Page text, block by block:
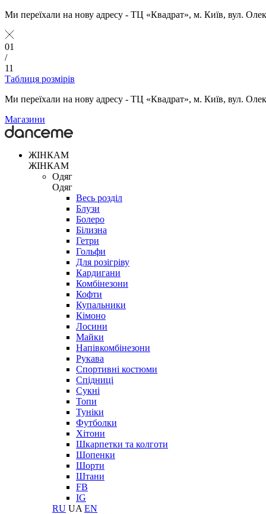
Ми переїхали на нову адресу - ТЦ «Квадрат», м. Київ, вул.
01
/
11
Таблиця розмірів
Ми переїхали на нову адресу - ТЦ «Квадрат», м. Київ, вул.
Магазини
ЖІНКАМ
ЖІНКАМ
Одяг
Одяг
Весь розділ
Блузи
Болеро
Білизна
Гетри
Гольфи
Для розігріву
Кардигани
Комбінезони
Кофти
Купальники
Кімоно
Лосини
Майки
Напівкомбінезони
Рукава
Спортивні костюми
Спідниці
Сукні
Топи
Туніки
Футболки
Хітони
Шкарпетки та колготи
Шопенки
Шорти
Штани
FB
IG
RU UA EN